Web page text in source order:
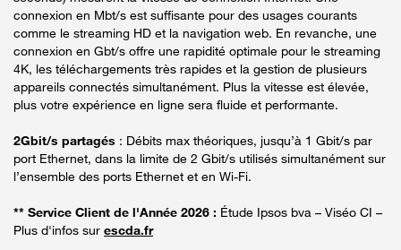
connexion en Mbt/s est suffisante pour des usages courants
comme le streaming HD et la navigation web. En revanche, une
connexion en Gbt/s offre une rapidité optimale pour le streaming
4K, les téléchargements très rapides et la gestion de plusieurs
appareils connectés simultanément. Plus la vitesse est élevée,
plus votre expérience en ligne sera fluide et performante.
2Gbit/s partagés : Débits max théoriques, jusqu’à 1 Gbit/s par
port Ethernet, dans la limite de 2 Gbit/s utilisés simultanément sur
l’ensemble des ports Ethernet et en Wi-Fi.
** Service Client de l'Année 2026 : Étude Ipsos bva – Viséo CI –
Plus d'infos sur escda.fr